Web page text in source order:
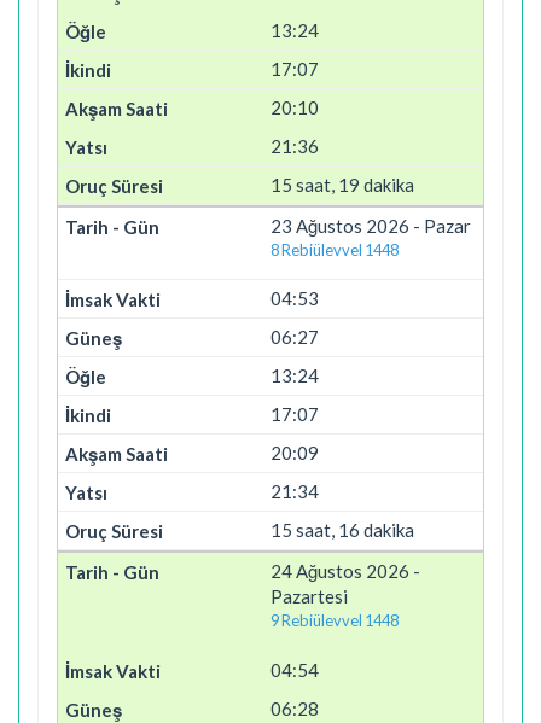
13:24
17:07
20:10
21:36
15 saat, 19 dakika
23 Ağustos 2026 - Pazar
8 Rebiülevvel 1448
04:53
06:27
13:24
17:07
20:09
21:34
15 saat, 16 dakika
24 Ağustos 2026 -
Pazartesi
9 Rebiülevvel 1448
04:54
06:28